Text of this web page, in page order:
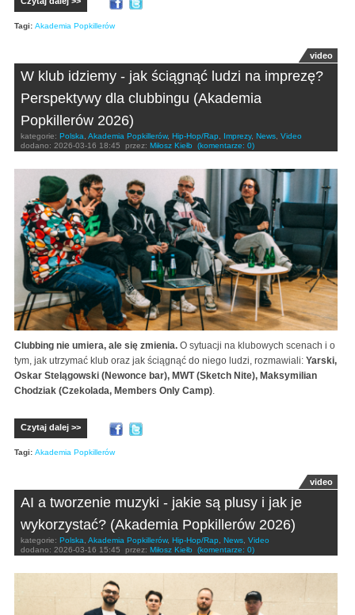
Tagi: Akademia Popkillerów
video
W klub idziemy - jak ściągnąć ludzi na imprezę?
Perspektywy dla clubbingu (Akademia
Popkillerów 2026)
kategorie: Polska, Akademia Popkillerów, Hip-Hop/Rap, Imprezy, News, Video
dodano: 2026-03-16 18:45 przez: Miłosz Kiełb (komentarze: 0)
Clubbing nie umiera, ale się zmienia. O sytuacji na klubowych scenach i o
tym, jak utrzymać klub oraz jak ściągnąć do niego ludzi, rozmawiali: Yarski,
Oskar Stelągowski (Newonce bar), MWT (Sketch Nite), Maksymilian
Chodziak (Czekolada, Members Only Camp).
Czytaj dalej >>
Tagi: Akademia Popkillerów
video
AI a tworzenie muzyki - jakie są plusy i jak je
wykorzystać? (Akademia Popkillerów 2026)
kategorie: Polska, Akademia Popkillerów, Hip-Hop/Rap, News, Video
dodano: 2026-03-16 15:45 przez: Miłosz Kiełb (komentarze: 0)